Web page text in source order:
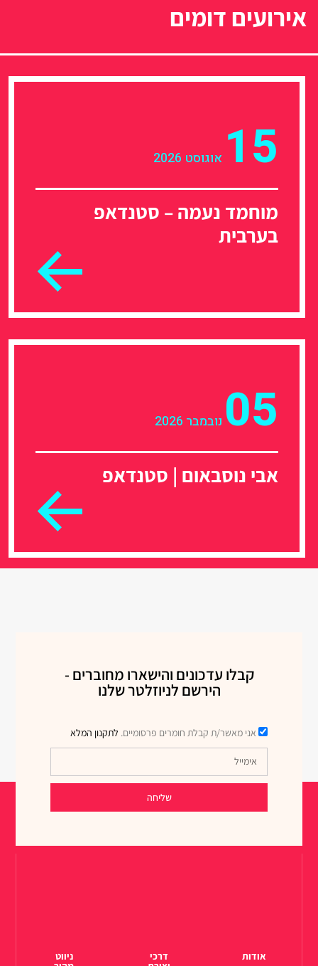
אירועים דומים
15 אוגוסט 2026
מוחמד נעמה – סטנדאפ
בערבית
05 נובמבר 2026
אבי נוסבאום | סטנדאפ
קבלו עדכונים והישארו מחוברים -
הירשם לניוזלטר שלנו
אני מאשר/ת קבלת חומרים פרסומיים. לתקנון המלא
שליחה
אודות דרכי ניווט